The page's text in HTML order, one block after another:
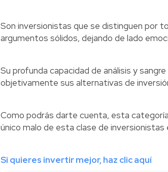
Son inversionistas que se distinguen por
argumentos sólidos, dejando de lado
Su profunda capacidad de análisis y
objetivamente sus alternativas de
Como podrás darte cuenta, esta
único malo de esta clase de inversionistas
Si quieres invertir mejor, haz clic aquí